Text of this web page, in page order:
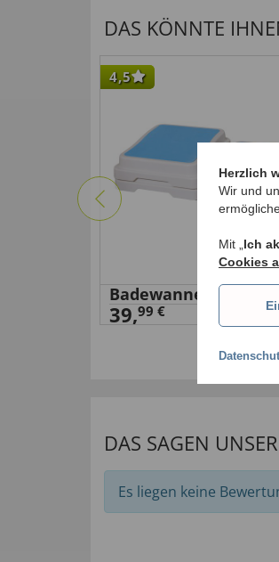
DAS KÖNNTE
4,5
Badewannen-Stufe
39,99 €
DAS SAGEN
Es liegen keine
Herzlich
Wir und
Mit „ Ich
Cookies